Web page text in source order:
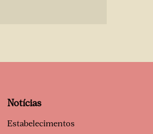
Notícias
Estabelecimentos